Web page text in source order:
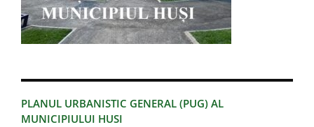
PLANUL URBANISTIC GENERAL (PUG) AL
MUNICIPIULUI HUSI